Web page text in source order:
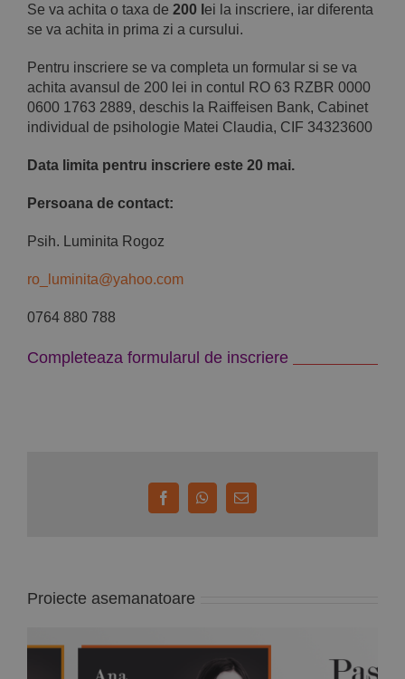
Se va achita o taxa de 200 l ei la inscriere, iar diferenta
se va achita in prima zi a cursului.
Pentru inscriere se va completa un formular si se va
achita avansul de 200 lei in contul RO 63 RZBR 0000
0600 1763 2889, deschis la Raiffeisen Bank, Cabinet
individual de psihologie Matei Claudia, CIF 34323600
Data limita pentru inscriere este 20 mai.
Persoana de contact:
Psih. Luminita Rogoz
ro_luminita@yahoo.com
0764 880 788
Completeaza formularul de inscriere
FacebookWhatsApp
E-
mail:
Proiecte asemanatoare